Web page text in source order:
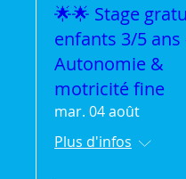
🌟🌟 Stage
enfants 3/5 ans
Autonomie &
motricité fine
mar. 04 août
Plus d'infos